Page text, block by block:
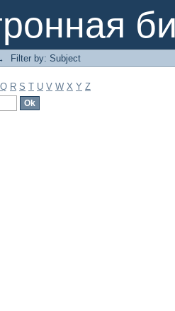
Filter by: Subject
Q R S T U V W X Y Z